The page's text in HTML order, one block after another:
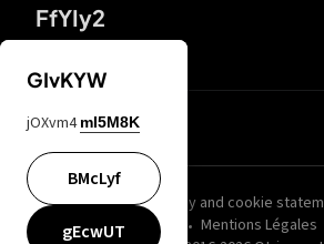
FfYIy2
wZQPfd Privacy and cookie
Mentions Légales
nLC6tu
GIvKYW
jOXvm4 mI5M8K
BMcLyf
gEcwUT